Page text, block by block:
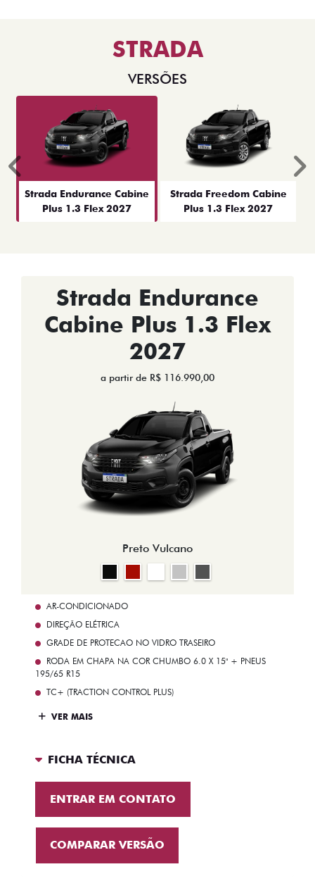
STRADA
VERSÕES
Strada Endurance Cabine
Plus 1.3 Flex 2027
Strada Freedom Cabine
Plus 1.3 Flex 2027
Anterior
Strada Endurance
Cabine Plus 1.3 Flex
2027
a partir de R$ 116.990,00
Preto Vulcano
AR-CONDICIONADO
DIREÇÃO ELÉTRICA
GRADE DE PROTECAO NO VIDRO TRASEIRO
RODA EM CHAPA NA COR CHUMBO 6.0 X 15" + PNEUS
195/65 R15
TC+ (TRACTION CONTROL PLUS)
VER MAIS
FICHA TÉCNICA
ENTRAR EM CONTATO
COMPARAR VERSÃO